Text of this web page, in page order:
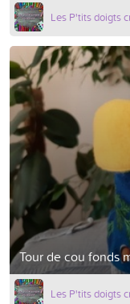
Les P'tits doigts
Tour de cou fonds
Les P'tits doigts